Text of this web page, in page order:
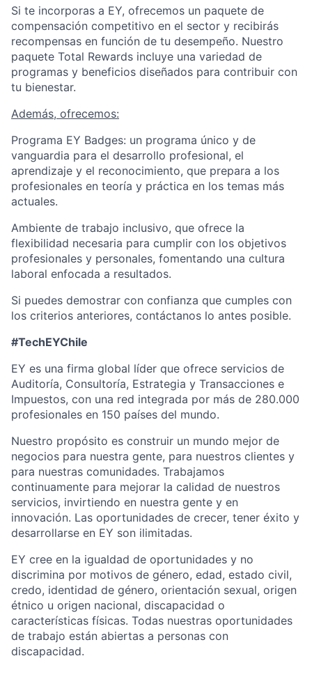
Si te incorporas a EY, ofrecemos un paquete de
compensación competitivo en el sector y recibirás
recompensas en función de tu desempeño. Nuestro
paquete Total Rewards incluye una variedad de
programas y beneficios diseñados para contribuir con
tu bienestar.
Además, ofrecemos:
Programa EY Badges: un programa único y de
vanguardia para el desarrollo profesional, el
aprendizaje y el reconocimiento, que prepara a los
profesionales en teoría y práctica en los temas más
actuales.
Ambiente de trabajo inclusivo, que ofrece la
flexibilidad necesaria para cumplir con los objetivos
profesionales y personales, fomentando una cultura
laboral enfocada a resultados.
Si puedes demostrar con confianza que cumples con
los criterios anteriores, contáctanos lo antes posible.
#TechEYChile
EY es una firma global líder que ofrece servicios de
Auditoría, Consultoría, Estrategia y Transacciones e
Impuestos, con una red integrada por más de 280.000
profesionales en 150 países del mundo.
Nuestro propósito es construir un mundo mejor de
negocios para nuestra gente, para nuestros clientes y
para nuestras comunidades. Trabajamos
continuamente para mejorar la calidad de nuestros
servicios, invirtiendo en nuestra gente y en
innovación. Las oportunidades de crecer, tener éxito y
desarrollarse en EY son ilimitadas.
EY cree en la igualdad de oportunidades y no
discrimina por motivos de género, edad, estado civil,
credo, identidad de género, orientación sexual, origen
étnico u origen nacional, discapacidad o
características físicas. Todas nuestras oportunidades
de trabajo están abiertas a personas con
discapacidad.